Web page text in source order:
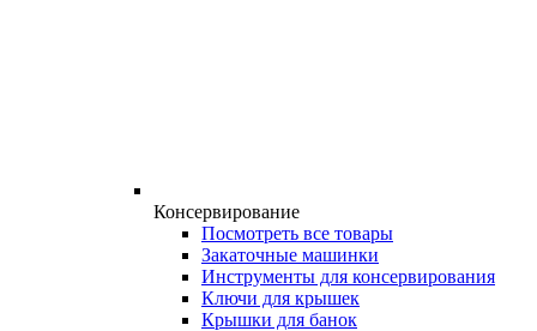
Консервирование
Посмотреть все товары
Закаточные машинки
Инструменты для консервирования
Ключи для крышек
Крышки для банок